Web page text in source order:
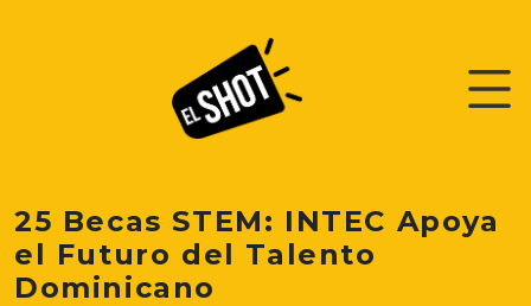
25 Becas STEM: INTEC Apoya
el Futuro del Talento
Dominicano